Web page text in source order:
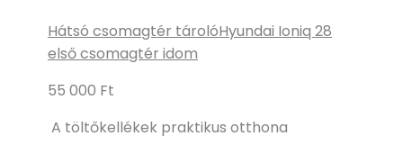
Hátsó csomagtér tárolóHyundai Ioniq 28
első csomagtér idom
55 000 Ft
A töltőkellékek praktikus otthona